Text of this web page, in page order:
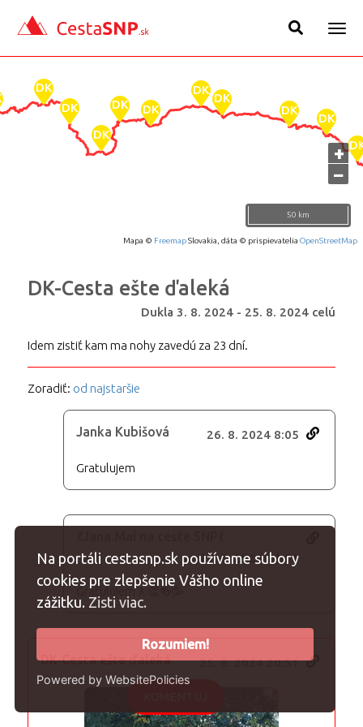
Na portáli cestasnp.sk používame súbory
cookies pre zlepšenie Vášho online
zážitku. Zisti viac.
Rozumiem!
Powered by WebsitePolicies
+
−
50 km
Mapa © FreemapSlovakia, dáta © prispievatelia OpenStreetMap
DK-Cesta ešte ďaleká
Dukla 3. 8. 2024 - 25. 8. 2024 celú
Idem zistiť kam ma nohy zavedú za 23 dní.
Zoradiť: od najstaršie
Janka Kubišová 26. 8. 2024 8:05
Gratulujem
25. 8. 2024 21:01
Gratulujem🚶👏🍻🥳
DK-Cesta ešte ďaleká 25. 8. 2024 20:51